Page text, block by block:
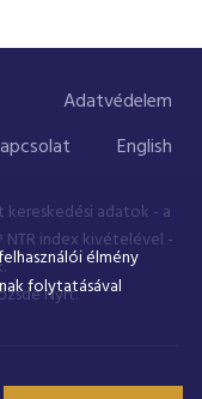
Adatvédelem
English
adatok - a
NTR index kivételével -
Nyrt.
élmény
folytatásával